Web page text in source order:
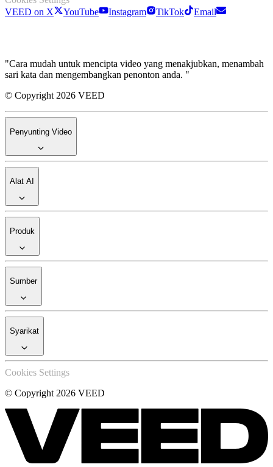
VEED on X
YouTube Instagram TikTok Email
"Cara mudah untuk mencipta video yang menakjubkan, menambah
sari kata dan mengembangkan penonton anda. "
© Copyright 2026 VEED
Penyunting Video
Alat AI
Produk
Sumber
Syarikat
Cookies Settings
© Copyright 2026 VEED